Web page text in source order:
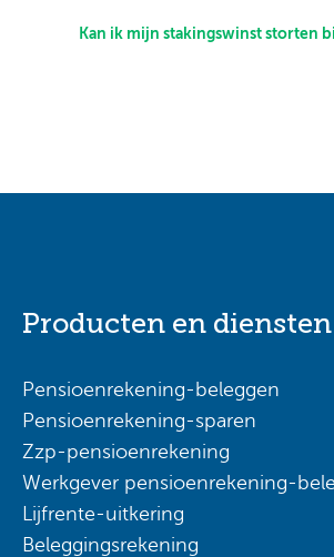
Kan ik mijn stakingswinst storten
Producten en diensten
Pensioenrekening-beleggen
Pensioenrekening-sparen
Zzp-pensioenrekening
Werkgever pensioenrekening-
Lijfrente-uitkering
Beleggingsrekening